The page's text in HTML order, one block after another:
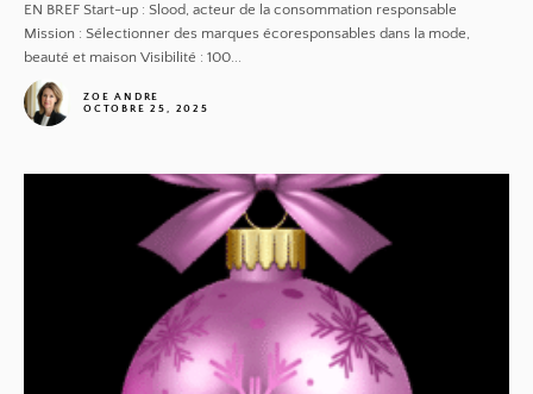
EN BREF Start-up : Slood, acteur de la consommation responsable
Mission : Sélectionner des marques écoresponsables dans la mode,
beauté et maison Visibilité : 100...
ZOE ANDRE
OCTOBRE 25, 2025